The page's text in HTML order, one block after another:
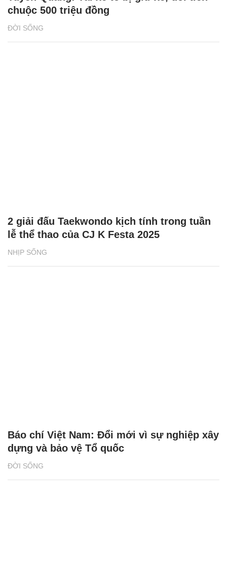
ĐỜI SỐNG
chuộc 500 triệu đồng
NHỊP SỐNG
2 giải đấu Taekwondo kịch tính trong tuần
lễ thể thao của CJ K Festa 2025
ĐỜI SỐNG
Báo chí Việt Nam: Đổi mới vì sự nghiệp xây
dựng và bảo vệ Tổ quốc